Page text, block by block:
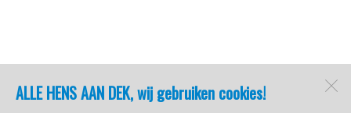
ALLE HENS AAN DEK, wij gebruiken cookies!